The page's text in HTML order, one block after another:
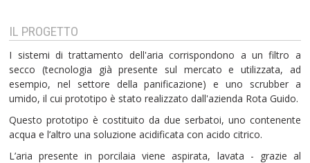
IL PROGETTO
I sistemi di trattamento dell'aria corrispondono a un filtro a
secco (tecnologia già presente sul mercato e utilizzata, ad
esempio, nel settore della panificazione) e uno scrubber a
umido, il cui prototipo è stato realizzato dall'azienda Rota Guido.
Questo prototipo è costituito da due serbatoi, uno contenente
acqua e l’altro una soluzione acidificata con acido citrico.
L’aria presente in porcilaia viene aspirata, lavata - grazie al